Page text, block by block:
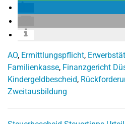
AO, Ermittlungspflicht,
Familienkasse, Finanzgericht
Kindergeldbescheid,
Zweitausbildung